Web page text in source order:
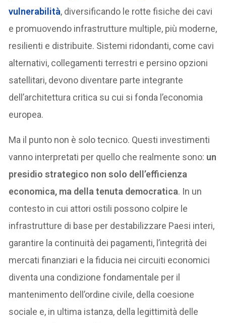
vulnerabilità, diversificando le rotte fisiche dei cavi
e promuovendo infrastrutture multiple, più moderne,
resilienti e distribuite. Sistemi ridondanti, come cavi
alternativi, collegamenti terrestri e persino opzioni
satellitari, devono diventare parte integrante
dell’architettura critica su cui si fonda l’economia
europea.
Ma il punto non è solo tecnico. Questi investimenti
vanno interpretati per quello che realmente sono: un
presidio strategico non solo dell’efficienza
economica, ma della tenuta democratica. In un
contesto in cui attori ostili possono colpire le
infrastrutture di base per destabilizzare Paesi interi,
garantire la continuità dei pagamenti, l’integrità dei
mercati finanziari e la fiducia nei circuiti economici
diventa una condizione fondamentale per il
mantenimento dell’ordine civile, della coesione
sociale e, in ultima istanza, della legittimità delle